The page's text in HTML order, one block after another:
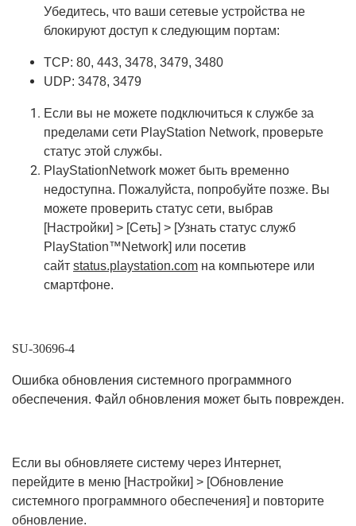
Убедитесь, что ваши сетевые устройства не
блокируют доступ к следующим портам:
TCP: 80, 443, 3478, 3479, 3480
UDP: 3478, 3479
Если вы не можете подключиться к службе за
пределами сети PlayStation Network, проверьте
статус этой службы.
PlayStationNetwork может быть временно
недоступна. Пожалуйста, попробуйте позже. Вы
можете проверить статус сети, выбрав
[Настройки] > [Сеть] > [Узнать статус служб
PlayStation™Network] или посетив
сайт status.playstation.com на компьютере или
смартфоне.
SU-30696-4
Ошибка обновления системного программного
обеспечения. Файл обновления может быть поврежден.
Если вы обновляете систему через Интернет,
перейдите в меню [Настройки] > [Обновление
системного программного обеспечения] и повторите
обновление.